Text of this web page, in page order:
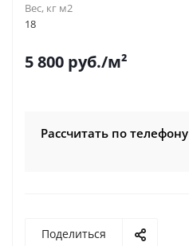
Вес, кг м2
18
5 800 руб./м²
Рассчитать по телефону
Поделиться